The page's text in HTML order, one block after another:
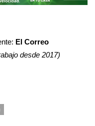
El Correo
desde 2017)